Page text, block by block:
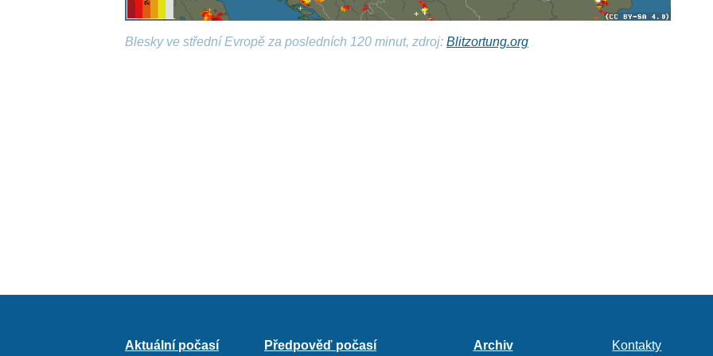
Blesky ve střední Evropě za posledních 120 minut, zdroj:Blitzortung.org
Aktuální počasí Předpověď počasí Archiv Kontakty